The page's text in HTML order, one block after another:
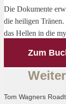
Die Dokumente
die heiligen Tränen.
das Hellen in die
Zum
Tom Wagners